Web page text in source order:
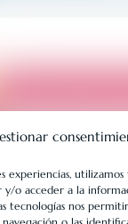
experiencias,
y/o acceder a la
tecnologías nos
LEÓN 1980
cuyo objetivo es la